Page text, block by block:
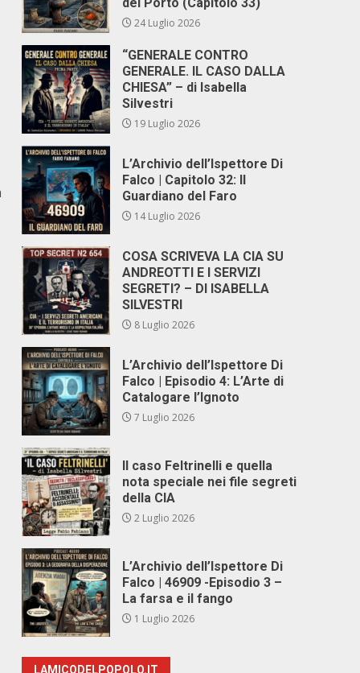
24 Luglio 2026
“GENERALE CONTRO
GENERALE. IL CASO DALLA
CHIESA” – di Isabella
Silvestri
19 Luglio 2026
L’Archivio dell’Ispettore Di
Falco | Capitolo 32: Il
Guardiano del Faro
14 Luglio 2026
COSA SCRIVEVA LA CIA SU
ANDREOTTI E I SERVIZI
SEGRETI? – DI ISABELLA
SILVESTRI
8 Luglio 2026
L’Archivio dell’Ispettore Di
Falco | Episodio 4: L’Arte di
Catalogare l’Ignoto
7 Luglio 2026
Il caso Feltrinelli e quella
nota speciale nei file segreti
della CIA
2 Luglio 2026
L’Archivio dell’Ispettore Di
Falco | 46909 -Episodio 3 –
La farsa e il fango
1 Luglio 2026
LAMICODELPOPOLO.IT